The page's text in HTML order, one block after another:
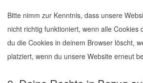
Bitte nimm zur Kenntnis, dass unsere
nicht richtig funktioniert, wenn alle Cookies
du die Cookies in deinem Browser löscht,
platziert, wenn du unsere Website erneut